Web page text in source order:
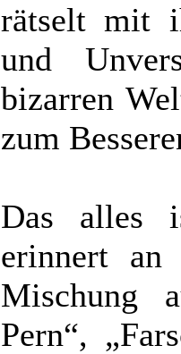
rätselt mit
und
bizarren
zum
Das alles
erinnert an
Mischung
Pern“,